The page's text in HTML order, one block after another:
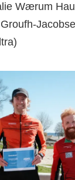
Wærum